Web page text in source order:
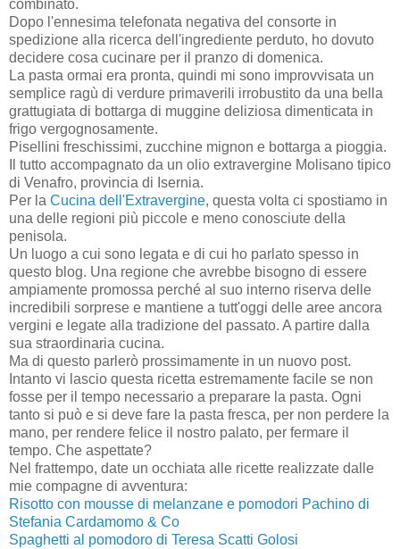
combinato.
Dopo l'ennesima telefonata negativa del consorte in
spedizione alla ricerca dell'ingrediente perduto, ho dovuto
decidere cosa cucinare per il pranzo di domenica.
La pasta ormai era pronta, quindi mi sono improvvisata un
semplice ragù di verdure primaverili irrobustito da una bella
grattugiata di bottarga di muggine deliziosa dimenticata in
frigo vergognosamente.
Pisellini freschissimi, zucchine mignon e bottarga a pioggia.
Il tutto accompagnato da un olio extravergine Molisano tipico
di Venafro, provincia di Isernia.
Per la Cucina dell'Extravergine, questa volta ci spostiamo in
una delle regioni più piccole e meno conosciute della
penisola.
Un luogo a cui sono legata e di cui ho parlato spesso in
questo blog. Una regione che avrebbe bisogno di essere
ampiamente promossa perché al suo interno riserva delle
incredibili sorprese e mantiene a tutt'oggi delle aree ancora
vergini e legate alla tradizione del passato. A partire dalla
sua straordinaria cucina.
Ma di questo parlerò prossimamente in un nuovo post.
Intanto vi lascio questa ricetta estremamente facile se non
fosse per il tempo necessario a preparare la pasta. Ogni
tanto si può e si deve fare la pasta fresca, per non perdere la
mano, per rendere felice il nostro palato, per fermare il
tempo. Che aspettate?
Nel frattempo, date un occhiata alle ricette realizzate dalle
mie compagne di avventura:
Risotto con mousse di melanzane e pomodori Pachino di
Stefania Cardamomo & Co
Spaghetti al pomodoro di Teresa Scatti Golosi